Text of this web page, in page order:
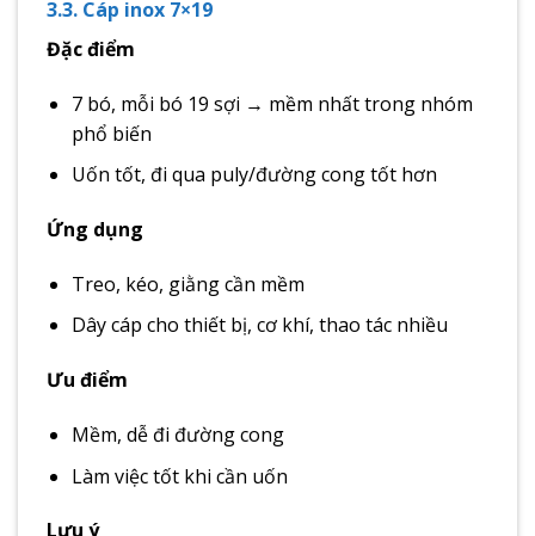
3.3. Cáp inox 7×19
Đặc điểm
7 bó, mỗi bó 19 sợi → mềm nhất trong nhóm
phổ biến
Uốn tốt, đi qua puly/đường cong tốt hơn
Ứng dụng
Treo, kéo, giằng cần mềm
Dây cáp cho thiết bị, cơ khí, thao tác nhiều
Ưu điểm
Mềm, dễ đi đường cong
Làm việc tốt khi cần uốn
Lưu ý